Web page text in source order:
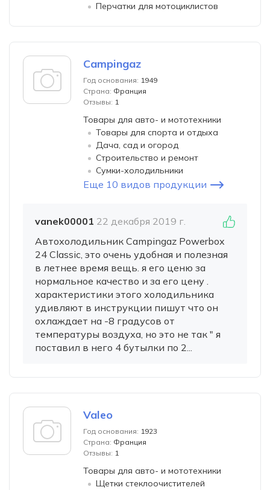
Перчатки для мотоциклистов
Campingaz
Год основания: 1949
Страна: Франция
Отзывы: 1
Товары для авто- и мототехники
Товары для спорта и отдыха
Дача, сад и огород
Строительство и ремонт
Сумки-холодильники
Еще 10 видов продукции
vanek00001 22 декабря 2019 г.
Автохолодильник Campingaz Powerbox
24 Classic, это очень удобная и полезная
в летнее время вещь. я его ценю за
нормальное качество и за его цену .
характеристики этого холодильника
удивляют в инструкции пишут что он
охлаждает на -8 градусов от
температуры воздуха, но это не так " я
поставил в него 4 бутылки по 2...
Valeo
Год основания: 1923
Страна: Франция
Отзывы: 1
Товары для авто- и мототехники
Щетки стеклоочистителей